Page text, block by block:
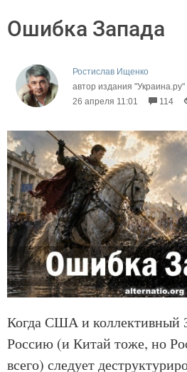
Ошибка Запада
Ростислав Ищенко
автор издания "Украина.ру"
26 апреля 11:01
114
Когда США и коллективный
Россию (и Китай тоже, но
всего) следует